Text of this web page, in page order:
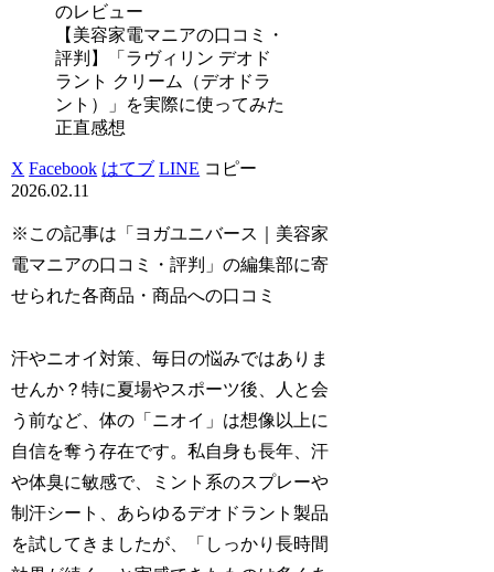
のレビュー
【美容家電マニアの口コミ・
評判】「ラヴィリン デオド
ラント クリーム（デオドラ
ント）」を実際に使ってみた
正直感想
X Facebook はてブ LINE コピー
2026.02.11
※この記事は「ヨガユニバース｜美容家
電マニアの口コミ・評判」の編集部に寄
せられた各商品・商品への口コミ
汗やニオイ対策、毎日の悩みではありま
せんか？特に夏場やスポーツ後、人と会
う前など、体の「ニオイ」は想像以上に
自信を奪う存在です。私自身も長年、汗
や体臭に敏感で、ミント系のスプレーや
制汗シート、あらゆるデオドラント製品
を試してきましたが、「しっかり長時間